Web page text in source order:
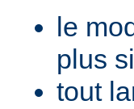
le
plus
tout